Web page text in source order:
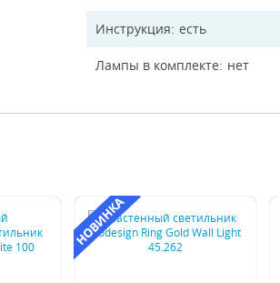
Инструкция есть
Лампы в комплекте нет